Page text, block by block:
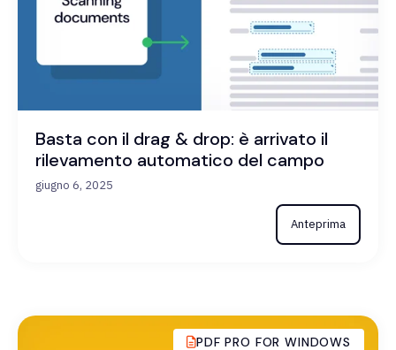
Basta con il drag & drop: è arrivato il
rilevamento automatico del campo
giugno 6, 2025
Anteprima
PDF PRO FOR WINDOWS